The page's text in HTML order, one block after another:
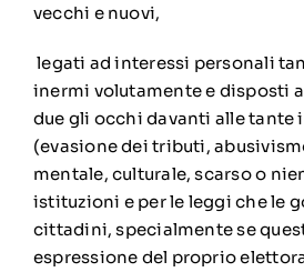
vecchi e nuovi,
legati ad interessi personali
inermi volutamente e disposti
due gli occhi davanti alle tante
(evasione dei tributi,
mentale, culturale, scarso o
istituzioni e per le leggi che le
cittadini, specialmente se
espressione del proprio